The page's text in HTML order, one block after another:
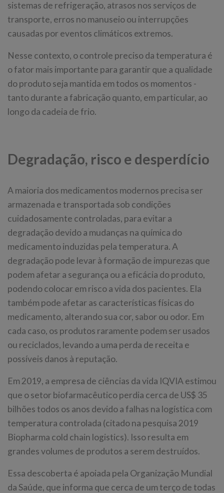
sistemas de refrigeração, atrasos nos serviços de
transporte, erros no manuseio ou interrupções
causadas por eventos climáticos extremos.
Nesse contexto, o controle preciso da temperatura é
o fator mais importante para garantir que a qualidade
do produto seja mantida em todos os momentos -
tanto durante a fabricação quanto, em particular, ao
longo da cadeia de frio.
Degradação, risco e desperdício
A maioria dos medicamentos modernos precisa ser
armazenada e transportada sob condições
cuidadosamente controladas, para evitar a
degradação devido a mudanças na química do
medicamento induzidas pela temperatura. A
degradação pode levar à formação de impurezas que
podem afetar a segurança ou a eficácia do produto,
podendo colocar em risco a vida dos pacientes. Ela
também pode afetar as características físicas do
medicamento, alterando sua cor, sabor ou odor. Em
cada caso, os produtos raramente podem ser usados
ou reciclados, levando a uma perda de receita e
possíveis danos à reputação.
Em 2019, a empresa de ciências da vida IQVIA estimou
que o setor biofarmacêutico perdia cerca de US$ 35
bilhões todos os anos devido a falhas na logística com
temperatura controlada (citado na pesquisa 2019
Biopharma cold chain logistics). Isso resulta em
grandes volumes de produtos a serem destruídos.
Essa descoberta é apoiada pela Organização Mundial
da Saúde, que informa que cerca de um terço de todas